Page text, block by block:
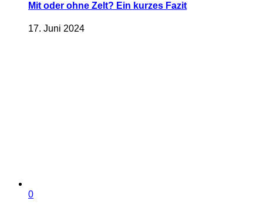
Mit oder ohne Zelt? Ein kurzes Fazit
17. Juni 2024
0